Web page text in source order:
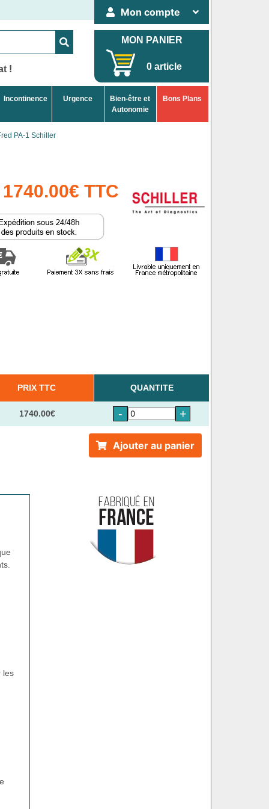
Mon compte
!
MON PANIER
0 article
Incontinence Urgence
Bien-être et
Autonomie
Bons Plans
PA-1 Schiller
1740.00€ TTC
PRIX TTC QUANTITE
1740.00€ - +
Ajouter au panier
les